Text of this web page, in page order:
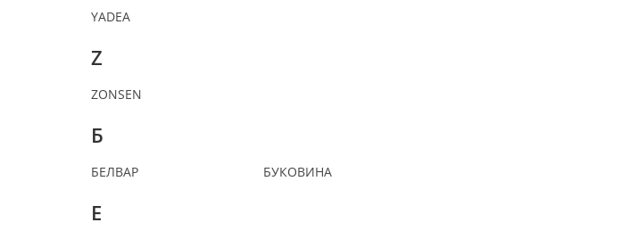
YADEA
Z
ZONSEN
Б
БЕЛВАР БУКОВИНА
Е